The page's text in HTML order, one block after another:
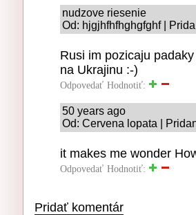
nudzove riesenie
Od: hjgjhfhfhghgfghf |
Rusi im pozicaju
na Ukrajinu :-)
Odpovedať Hodnotiť:
50 years ago
Od: Cervena lopata |
it makes me wonder
Odpovedať Hodnotiť:
Pridať komentár